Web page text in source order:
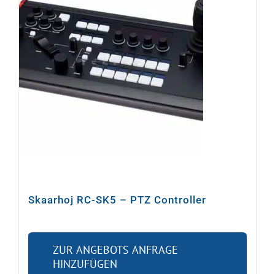
Skaarhoj RC-SK5 – PTZ Controller
ZUR ANGEBOTS ANFRAGE
HINZUFÜGEN